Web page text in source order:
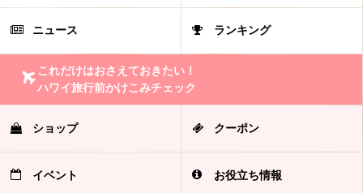
ニュース ランキング
これだけはおさえておきたい！
ハワイ旅行前かけこみチェック
ショップ クーポン
イベント お役立ち情報